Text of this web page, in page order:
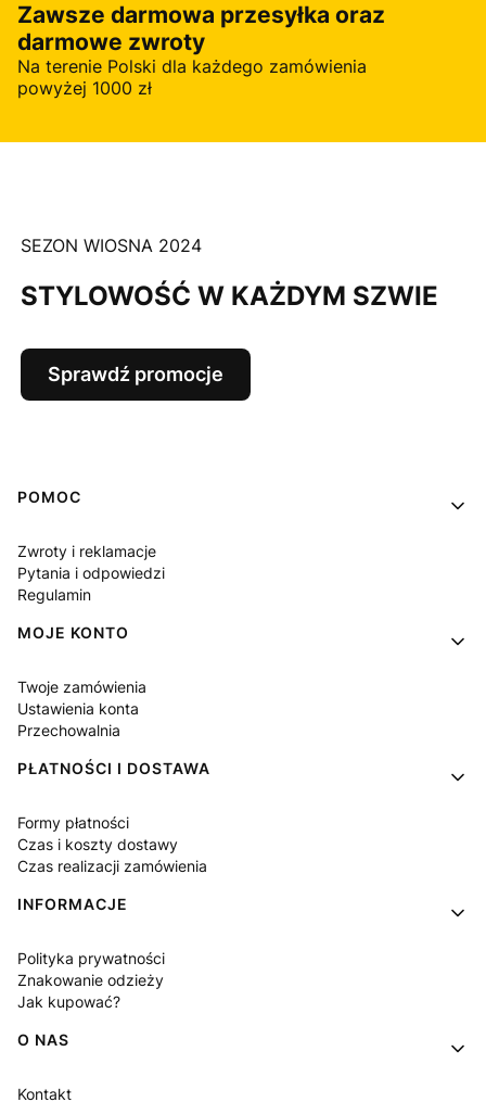
Zawsze darmowa przesyłka oraz
darmowe zwroty
Na terenie Polski dla każdego zamówienia
powyżej 1000 zł
SEZON WIOSNA 2024
STYLOWOŚĆ W KAŻDYM SZWIE
Sprawdź promocje
Linki w stopce
POMOC
Zwroty i reklamacje
Pytania i odpowiedzi
Regulamin
MOJE KONTO
Twoje zamówienia
Ustawienia konta
Przechowalnia
PŁATNOŚCI I DOSTAWA
Formy płatności
Czas i koszty dostawy
Czas realizacji zamówienia
INFORMACJE
Polityka prywatności
Znakowanie odzieży
Jak kupować?
O NAS
Kontakt